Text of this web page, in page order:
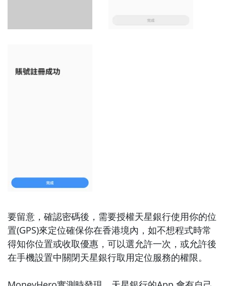
要留意，確認密碼後，需要授權天星銀行使用你的位
置(GPS)來定位確保你在香港境內，如不想程式時常
得知你位置或收取優惠，可以選允許一次，或允許後
在手機設置中關閉天星銀行取用定位服務的權限。